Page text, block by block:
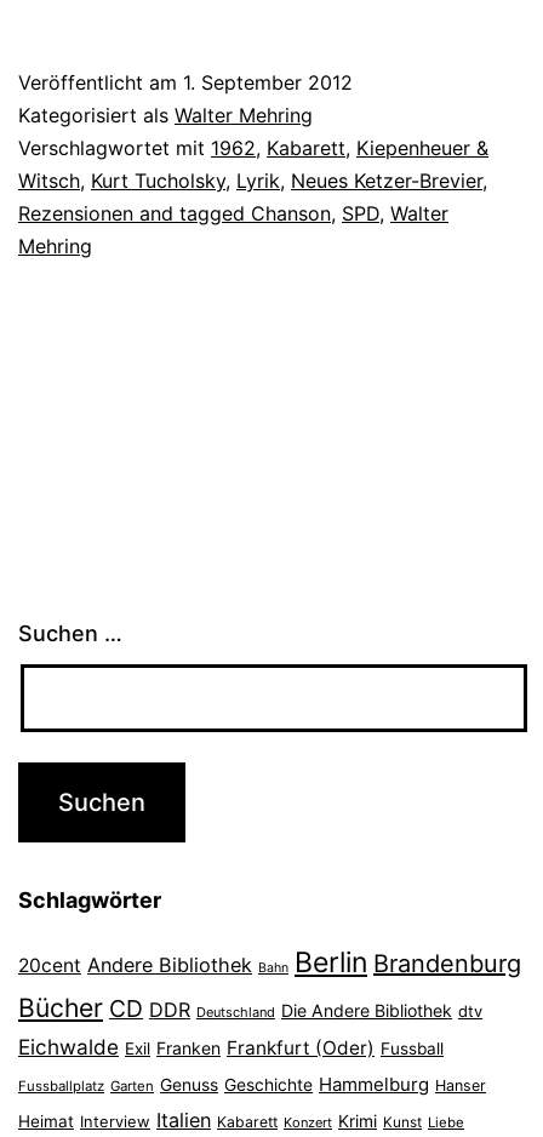
Veröffentlicht am 1. September 2012
Kategorisiert als Walter Mehring
Verschlagwortet mit 1962, Kabarett, Kiepenheuer &
Witsch, Kurt Tucholsky, Lyrik, Neues Ketzer-Brevier,
Rezensionen and tagged Chanson, SPD, Walter
Mehring
Suchen …
Schlagwörter
20cent Andere Bibliothek Bahn Berlin Brandenburg
Bücher CD DDR Deutschland Die Andere Bibliothek dtv
Eichwalde Exil Franken Frankfurt (Oder) Fussball
Fussballplatz Garten Genuss Geschichte Hammelburg Hanser
Heimat Interview Italien Kabarett Konzert Krimi Kunst Liebe